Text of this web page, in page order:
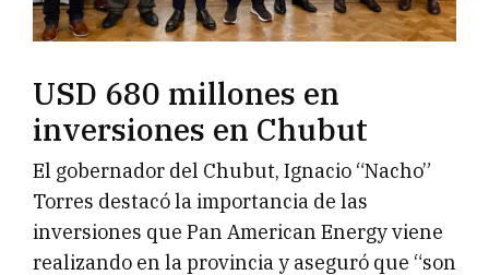
USD 680 millones en
inversiones en Chubut
El gobernador del Chubut, Ignacio “Nacho”
Torres destacó la importancia de las
inversiones que Pan American Energy viene
realizando en la provincia y aseguró que “son